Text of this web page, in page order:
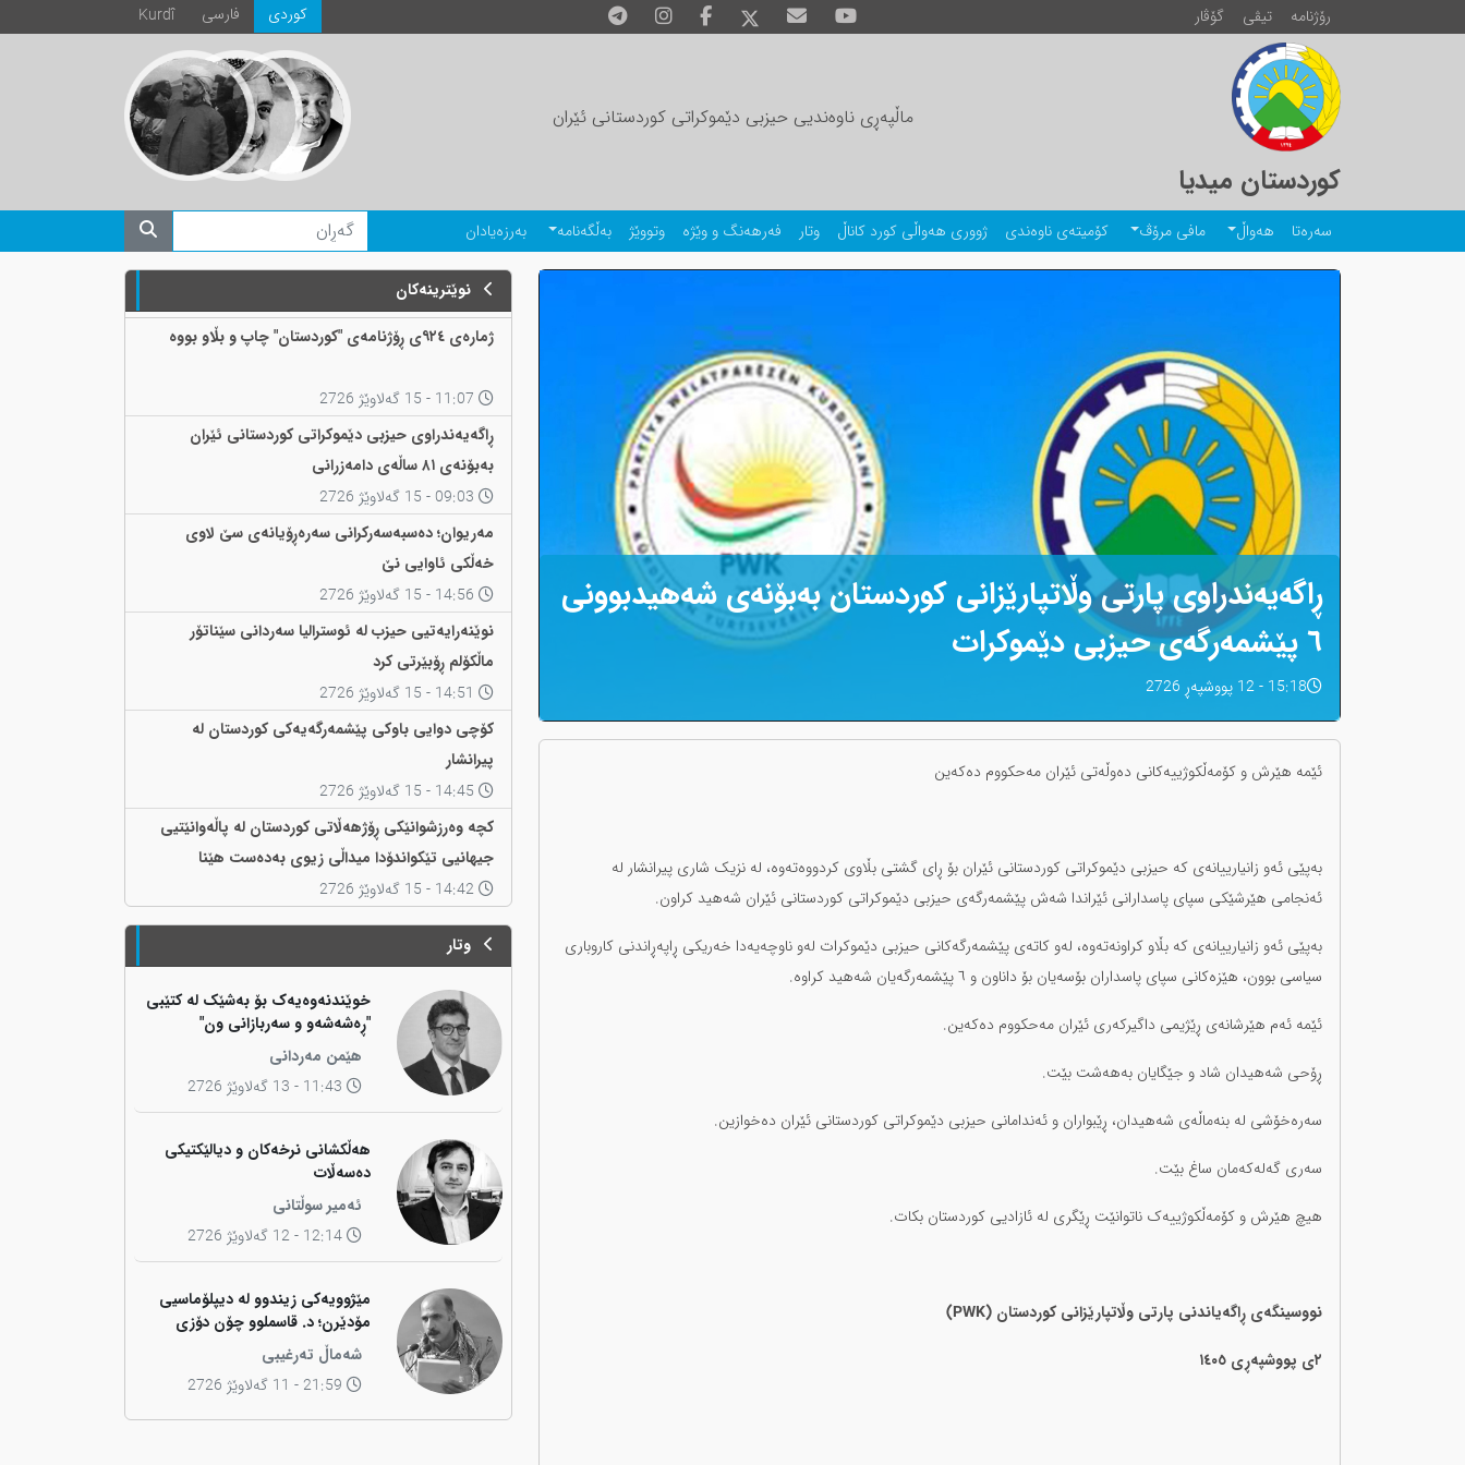
رۆژنامە تیڤی گۆڤار Kurdî فارسی كوردی
کوردستان میدیا
ماڵپەڕی ناوەندیی حیزبی دێموکراتی کوردستانی ئێران
سەرەتا هەواڵ مافی مرۆڤ کۆمیتەی ناوەندی ژووری هەواڵی کورد کاناڵ وتار فەرهەنگ و وێژە وتووێژ بەڵگەنامە بەرزەیادان
ڕاگەیەندراوی پارتی وڵاتپارێزانی کوردستان بەبۆنەی شەهیدبوونی
٦ پێشمەرگەی حیزبی دێموکرات
15:18 - 12 پووشپەڕ 2726
ئێمە هێرش و کۆمەڵکوژییەکانی دەوڵەتی ئێران مەحکووم دەکەین
بەپێی ئەو زانیارییانەی کە حیزبی دێموکراتی کوردستانی ئێران بۆ ڕای گشتی بڵاوی کردووەتەوە، لە نزیک شاری پیرانشار لە
ئەنجامی هێرشێکی سپای پاسدارانی ئێراندا شەش پێشمەرگەی حیزبی دێموکراتی کوردستانی ئێران شەهید کراون.
بەپێی ئەو زانیارییانەی کە بڵاو کراونەتەوە، لەو کاتەی پێشمەرگەکانی حیزبی دێموکرات لەو ناوچەیەدا خەریکی ڕاپەڕاندنی کاروباری
سیاسی بوون، هێزەکانی سپای پاسداران بۆسەیان بۆ داناون و ٦ پێشمەرگەیان شەهید کراوە.
ئێمە ئەم هێرشانەی ڕێژیمی داگیرکەری ئێران مەحکووم دەکەین.
ڕۆحی شەهیدان شاد و جێگایان بەهەشت بێت.
سەرەخۆشی لە بنەماڵەی شەهیدان، ڕێبواران و ئەندامانی حیزبی دێموکراتی کوردستانی ئێران دەخوازین.
سەری گەلەکەمان ساغ بێت.
هیچ هێرش و کۆمەڵکوژییەک ناتوانێت ڕێگری لە ئازادیی کوردستان بکات.
نووسینگەی ڕاگەیاندنی پارتی وڵاتپارێزانی کوردستان (PWK)
٢ی پووشپەڕی ١٤٠٥
نوێترینەکان
ژمارەی ٩٢٤ی ڕۆژنامەی "کوردستان" چاپ و بڵاو بووە
ڕاگەیەندراوی حیزبی دێموکراتی کوردستانی ئێران
بەبۆنەی ٨١ ساڵەی دامەزرانی
مەریوان؛ دەسبەسەرکرانی سەرەڕۆیانەی سێ لاوی
خەڵکی ئاوایی نێ
نوێنەرایەتیی حیزب لە ئوسترالیا سەردانی سێناتۆر
ماڵکۆلم ڕۆبێرتی کرد
کۆچی دوایی باوکی پێشمەرگەیەکی کوردستان لە
پیرانشار
کچە وەرزشوانێکی ڕۆژهەڵاتی کوردستان لە پاڵەوانێتیی
جیهانیی تێکواندۆدا میداڵی زیوی بەدەست هێنا
وتار
خوێندنەوەیەک بۆ بەشێک لە کتێبی
"ڕەشەشەو و سەربازانی ون"
هێمن مەردانی
11:43 - 13 گەلاوێژ 2726
هەڵکشانی نرخەکان و دیالێکتیکی
دەسەڵات
ئەمیر سوڵتانی
12:14 - 12 گەلاوێژ 2726
مێژوویەکی زیندوو لە دیپلۆماسیی
مۆدێرن؛ د. قاسملوو چۆن دۆزی
کوردی لە شاخەوە گواستەوە بۆ
ناوەندە بڕیاردەرەکانی جیهان؟
شەماڵ تەرغیبی
21:59 - 11 گەلاوێژ 2726